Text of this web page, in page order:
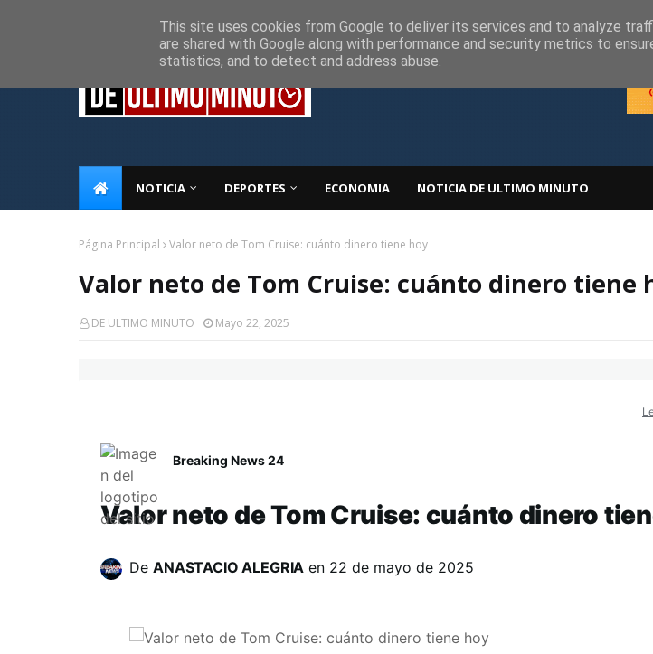
NOTICIA DEPORTES ECONOMIA NOTICIA DE ULTIMO MINUTO
Página Principal Valor neto de Tom Cruise: cuánto dinero tiene hoy
Valor neto de Tom Cruise: cuánto dinero tiene
DE ULTIMO MINUTO Mayo 22, 2025
Breaking News 24
Valor neto de Tom Cruise: cuánto dinero
De ANASTACIO ALEGRIA en 22 de mayo de 2025
This site uses cookies from Google to deliver its services and to analyze
are shared with Google along with performance and security metrics to
statistics, and to detect and address abuse.